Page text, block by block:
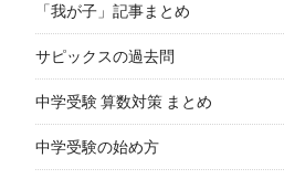
「我が子」記事まとめ
サピックスの過去問
中学受験 算数対策 まとめ
中学受験の始め方